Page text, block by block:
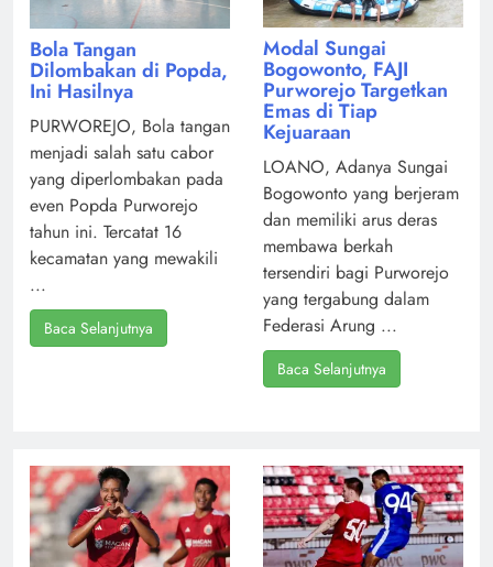
Bola Tangan
Dilombakan di Popda,
Ini Hasilnya
PURWOREJO, Bola tangan
menjadi salah satu cabor
yang diperlombakan pada
even Popda Purworejo
tahun ini. Tercatat 16
kecamatan yang mewakili
...
Baca Selanjutnya
Modal Sungai
Bogowonto, FAJI
Purworejo Targetkan
Emas di Tiap
Kejuaraan
LOANO, Adanya Sungai
Bogowonto yang berjeram
dan memiliki arus deras
membawa berkah
tersendiri bagi Purworejo
yang tergabung dalam
Federasi Arung ...
Baca Selanjutnya